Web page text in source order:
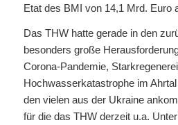
Etat des BMI von 14,1 Mrd. Euro
Das THW hatte gerade in den
besonders große
Corona-Pandemie,
Hochwasserkatastrophe im
den vielen aus der Ukraine
für die das THW derzeit u.a.